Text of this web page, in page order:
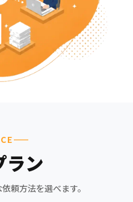
ラン
頼方法を選べます。